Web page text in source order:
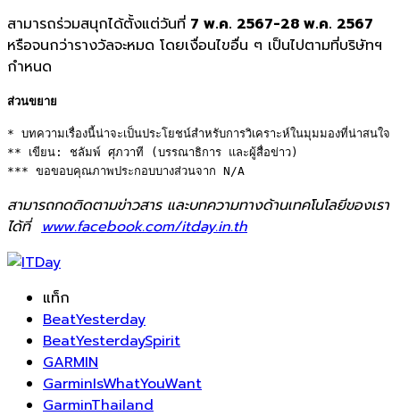
สามารถร่วมสนุกได้ตั้งแต่วันที่ 7 พ.ค. 2567-28 พ.ค. 2567
หรือจนกว่ารางวัลจะหมด โดยเงื่อนไขอื่น ๆ เป็นไปตามที่บริษัทฯ
กำหนด
ส่วนขยาย
* บทความเรื่องนี้น่าจะเป็นประโยชน์สำหรับการวิเคราะห์ในมุมมองที่น่าสนใจ
** เขียน: ชลัมพ์ ศุภวาที (บรรณาธิการ และผู้สื่อข่าว)
*** ขอขอบคุณภาพประกอบบางส่วนจาก N/A
สามารถกดติดตามข่าวสาร และบทความทางด้านเทคโนโลยีของเรา
ได้ที่ www.facebook.com/itday.in.th
แท็ก
BeatYesterday
BeatYesterdaySpirit
GARMIN
GarminIsWhatYouWant
GarminThailand